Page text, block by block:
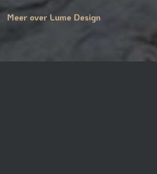
Meer over Lume Design